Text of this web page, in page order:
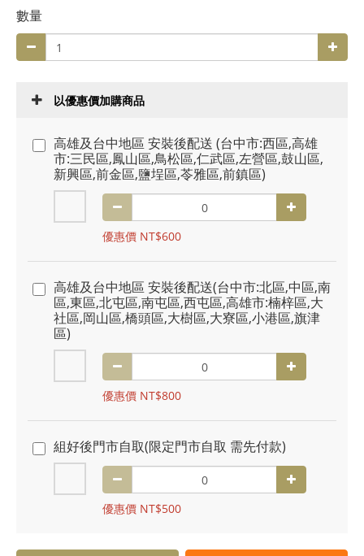
數量
以優惠價加購商品
高雄及台中地區 安裝後配送 (台中市:西區,高雄
市:三民區,鳳山區,鳥松區,仁武區,左營區,鼓山區,
新興區,前金區,鹽埕區,苓雅區,前鎮區)
優惠價 NT$600
高雄及台中地區 安裝後配送(台中市:北區,中區,南
區,東區,北屯區,南屯區,西屯區,高雄市:楠梓區,大
社區,岡山區,橋頭區,大樹區,大寮區,小港區,旗津
區)
優惠價 NT$800
組好後門市自取(限定門市自取 需先付款)
優惠價 NT$500